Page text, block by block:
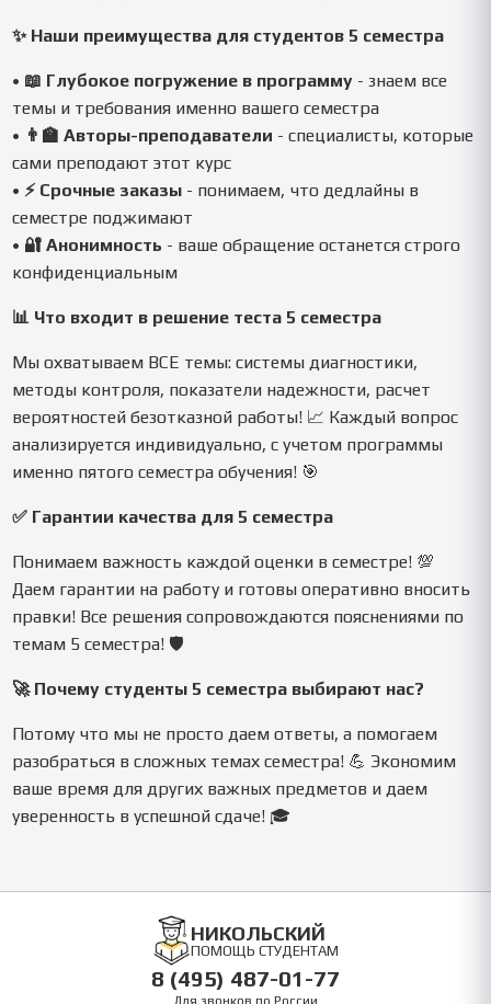
✨ Наши преимущества для студентов 5 семестра
• 📖 Глубокое погружение в программу - знаем все
темы и требования именно вашего семестра
• 👨‍🏫 Авторы-преподаватели - специалисты, которые
сами преподают этот курс
• ⚡ Срочные заказы - понимаем, что дедлайны в
семестре поджимают
• 🔐 Анонимность - ваше обращение останется строго
конфиденциальным
📊 Что входит в решение теста 5 семестра
Мы охватываем ВСЕ темы: системы диагностики,
методы контроля, показатели надежности, расчет
вероятностей безотказной работы! 📈 Каждый вопрос
анализируется индивидуально, с учетом программы
именно пятого семестра обучения! 🎯
✅ Гарантии качества для 5 семестра
Понимаем важность каждой оценки в семестре! 💯
Даем гарантии на работу и готовы оперативно вносить
правки! Все решения сопровождаются пояснениями по
темам 5 семестра! 🛡️
🚀 Почему студенты 5 семестра выбирают нас?
Потому что мы не просто даем ответы, а помогаем
разобраться в сложных темах семестра! 💪 Экономим
ваше время для других важных предметов и даем
уверенность в успешной сдаче! 🎓
НИКОЛЬСКИЙ
ПОМОЩЬ СТУДЕНТАМ
8 (495) 487-01-77
Для звонков по России